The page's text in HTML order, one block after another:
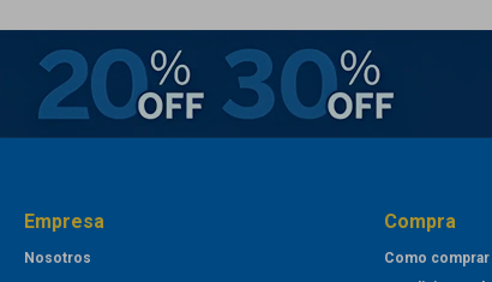
Empresa
Nosotros
Compra
Como comprar